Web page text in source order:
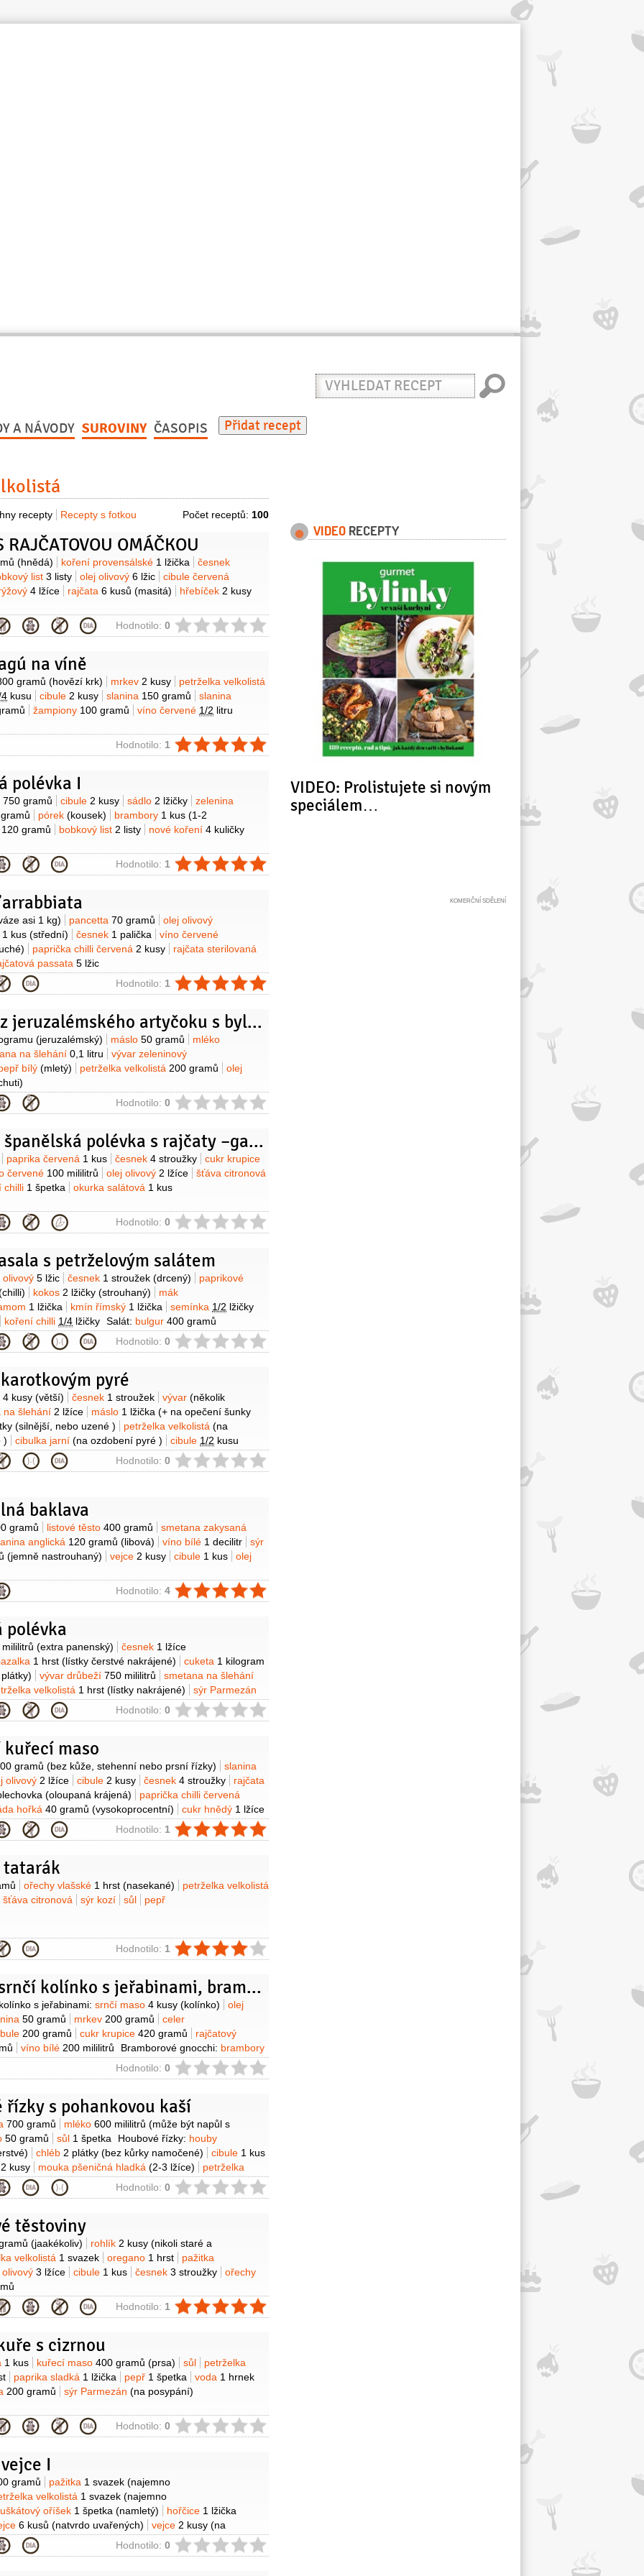
Vyhledat
recept
A NÁVODY SUROVINY ČASOPIS Přidat recept
recepty Recepty s fotkou Počet receptů: 100
RAJČATOVOU OMÁČKOU
(hnědá) koření provensálské 1 lžička
česnek
list 3 listy olej olivový 6 lžic
cibule červená
4 lžíce rajčata 6 kusů (masitá) hřebíček 2 kusy
Hodnotilo: 0
na víně
gramů (hovězí krk) mrkev 2 kusy
petrželka velkolistá
4 kusu cibule 2 kusy slanina 150 gramů
slanina
žampiony 100 gramů víno červené 1/2 litru
Hodnotilo: 1
polévka I
750 gramů cibule 2 kusy sádlo 2 lžičky
zelenina
pórek (kousek) brambory 1 kus (1-2
120 gramů bobkový list 2 listy nové koření 4 kuličky
Hodnotilo: 1
asi 1 kg) pancetta 70 gramů
olej olivový
1 kus (střední) česnek 1 palička
víno červené
paprička chilli červená 2 kusy
rajčata sterilovaná
passata 5 lžic
Hodnotilo: 1
Polévka z jeruzalémského artyčoku s bylinkovou pěnou
(jeruzalémský) máslo 50 gramů
mléko
na šlehání 0,1 litru
vývar zeleninový
bílý (mletý) petrželka velkolistá 200 gramů
olej
Hodnotilo: 0
Studená španělská polévka s rajčaty –gazpacho
paprika červená 1 kus česnek 4 stroužky
cukr krupice
červené 100 mililitrů olej olivový 2 lžíce
šťáva citronová
chilli 1 špetka okurka salátová 1 kus
Hodnotilo: 0
s petrželovým salátem
olivový 5 lžic česnek 1 stroužek (drcený)
paprikové
kokos 2 lžičky (strouhaný)
mák
1 lžička kmín římský 1 lžička semínka 1/2 lžičky
koření chilli 1/4 lžičky Salát: bulgur 400 gramů
3 kusy (nakrájená na kostičky) cibulka jarní 3 kusy
okurka salátová1 kus (oloupaná, zbavená
1 kus (filátka) petrželka velkolistá
šťáva pomerančová (z 1 pomeranče) olej olivový
4 porce (po 180 g)
Hodnotilo: 0
pyré
4 kusy (větší) česnek 1 stroužek vývar (několik
na šlehání 2 lžíce máslo 1 lžička (+ na opečení šunky
(silnější, nebo uzené ) petrželka velkolistá (na
)
cibulka jarní (na ozdobení pyré ) cibule 1/2 kusu
na ozdobení pyré )Hodnotilo: 0
baklava
gramů listové těsto 400 gramů
smetana zakysaná
anglická 120 gramů (libová) víno bílé 1 decilitr
sýr
(jemně nastrouhaný) vejce 2 kusy cibule 1 kus
olej
Hodnotilo: 4
polévka
(extra panenský) česnek 1 lžíce
1 hrst (lístky čerstvé nakrájené) cuketa 1 kilogram
vývar drůbeží 750 mililitrů
smetana na šlehání
velkolistá 1 hrst (lístky nakrájené)
sýr Parmezán
na posypání)
sůlHodnotilo: 0
maso
gramů (bez kůže, stehenní nebo prsní řízky)
slanina
olivový 2 lžíce cibule 2 kusy česnek 4 stroužky
rajčata
(oloupaná krájená)
paprička chilli červená
hořká 40 gramů (vysokoprocentní) cukr hnědý 1 lžíce
Hodnotilo: 1
tatarák
ořechy vlašské 1 hrst (nasekané)
petrželka velkolistá
šťáva citronová sýr kozí sůl pepř
Hodnotilo: 1
Dušené srnčí kolínko s jeřabinami, bramborové gnocchi s petrželkou, růžičková kapusta a černý kořen
s jeřabinami: srnčí maso 4 kusy (kolínko)
olej
50 gramů mrkev 200 gramů
celer
200 gramů cukr krupice 420 gramů
rajčatový
víno bílé 200 mililitrů Bramborové gnocchi: brambory
50 gramů
moučka bramborová
sýr Parmezán10 gramů vejce1 kus
petrželka
kořen 100 gramů mléko200 gramů
sůl
Hodnotilo: 0
řízky s pohankovou kaší
700 gramů mléko 600 mililitrů (může být napůl s
50 gramů sůl 1 špetka Houbové řízky: houby
chléb 2 plátky (bez kůrky namočené) cibule 1 kus
2 kusy mouka pšeničná hladká (2-3 lžíce)
petrželka
strouhanka (na obalení) olej (na smažení) sůl
Hodnotilo: 0
těstoviny
(jaakékoliv) rohlík 2 kusy (nikoli staré a
velkolistá 1 svazek oregano 1 hrst
pažitka
olivový 3 lžíce cibule 1 kus česnek 3 stroužky
ořechy
Hodnotilo: 1
s cizrnou
1 kus kuřecí maso 400 gramů (prsa) sůl
petrželka
paprika sladká 1 lžička pepř 1 špetka voda 1 hrnek
200 gramů sýr Parmezán (na posypání)
Hodnotilo: 0
I
gramů pažitka 1 svazek (najemno
velkolistá 1 svazek (najemno
oříšek 1 špetka (namletý) hořčice 1 lžička
6 kusů (natvrdo uvařených) vejce 2 kusy (na
(na poprášení) strouhanka (na obalení)
Hodnotilo: 0
VIDEO RECEPTY
VIDEO: Prolistujete si novým
speciálem…